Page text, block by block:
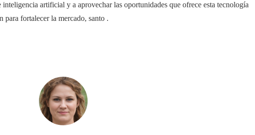
artificial y a aprovechar las oportunidades que ofrece esta tecnología
para fortalecer la mercado, santo .